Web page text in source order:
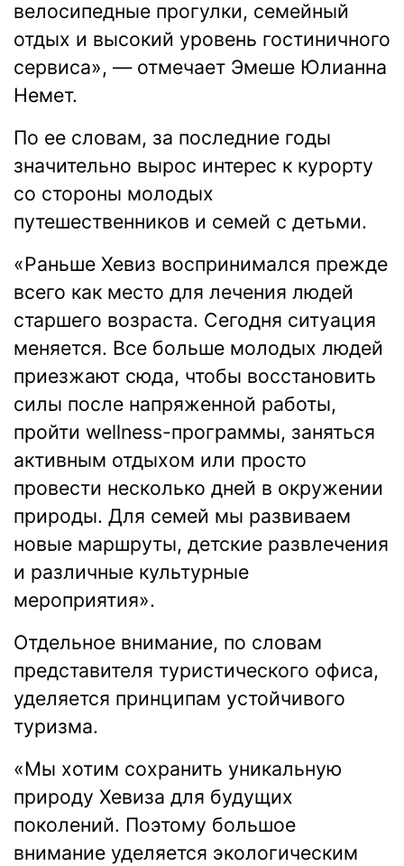
велосипедные прогулки, семейный
отдых и высокий уровень гостиничного
сервиса», — отмечает Эмеше Юлианна
Немет.
По ее словам, за последние годы
значительно вырос интерес к курорту
со стороны молодых
путешественников и семей с детьми.
«Раньше Хевиз воспринимался прежде
всего как место для лечения людей
старшего возраста. Сегодня ситуация
меняется. Все больше молодых людей
приезжают сюда, чтобы восстановить
силы после напряженной работы,
пройти wellness-программы, заняться
активным отдыхом или просто
провести несколько дней в окружении
природы. Для семей мы развиваем
новые маршруты, детские развлечения
и различные культурные
мероприятия».
Отдельное внимание, по словам
представителя туристического офиса,
уделяется принципам устойчивого
туризма.
«Мы хотим сохранить уникальную
природу Хевиза для будущих
поколений. Поэтому большое
внимание уделяется экологическим